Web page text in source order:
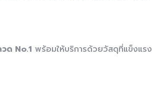
ด No.1 พร้อมให้บริการด้วยวัสดุที่แข็งแรง